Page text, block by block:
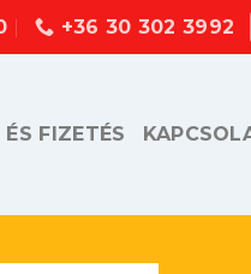
+36 30 302 3992
FIZETÉS